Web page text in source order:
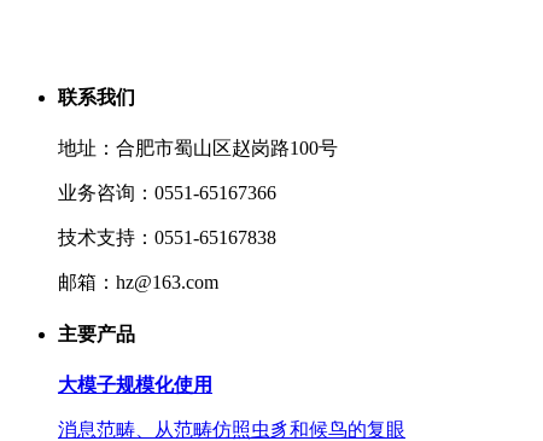
联系我们
地址：合肥市蜀山区赵岗路100号
业务咨询：0551-65167366
技术支持：0551-65167838
邮箱：hz@163.com
主要产品
大模子规模化使用
消息范畴、从范畴仿照虫豸和候鸟的复眼